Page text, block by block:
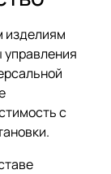
изделиям
управления
с